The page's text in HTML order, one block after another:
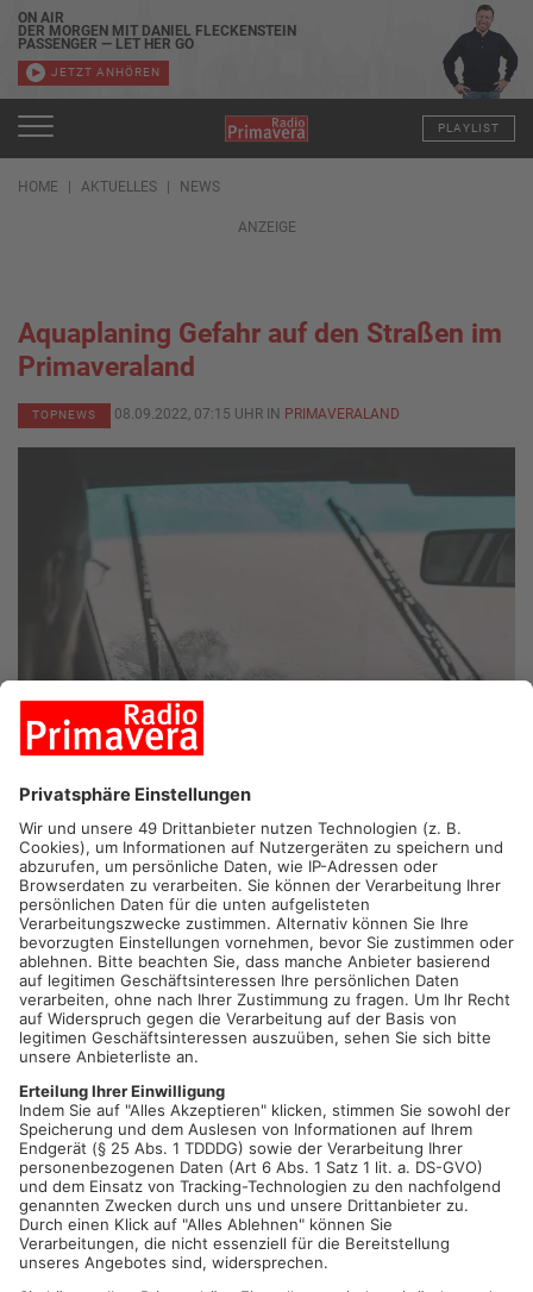
ON AIR
DER MORGEN MIT DANIEL FLECKENSTEIN
PASSENGER — LET HER GO
JETZT ANHÖREN
PLAYLIST
HOME AKTUELLES NEWS
ANZEIGE
Aquaplaning Gefahr auf den Straßen im
Primaveraland
TOPNEWS 08.09.2022, 07:15 UHR IN PRIMAVERALAND
PRIMAVERALAND.Endlich ist er da - der von den Landwirten
und Gartenbesitzern im Primaveraland lang ersehnte Regen.
Erhöhte Wachsamkeit war dagegen für die Berufspendler heute
morgen angesagt.
Für viele Autofahrer war das in der Früh eine Herausforderung.
Schließlich hat es monatelang kaum geregnet. Aber die
Pendler haben das ganz gut gemeistert und sind überwiegend
vorsichtig unterwegs gewesen, sagt die Hösbacher
Verkehrspolizei in einer ersten Bilanz. Lediglich zwei Unfälle
mit Blechschäden mussten die Beamten aufnehmen. Bei
Hanau-Wolfgang wurde ein Autofahrer auf der B43a leicht
verletzt. Auf der B469 lag heute morgen zwischen
Großostheim und Stockstadt ein Baum. Der sorgte für Staus,
bis die Feuerwehr in entfernt hatte.
Artikel teilen